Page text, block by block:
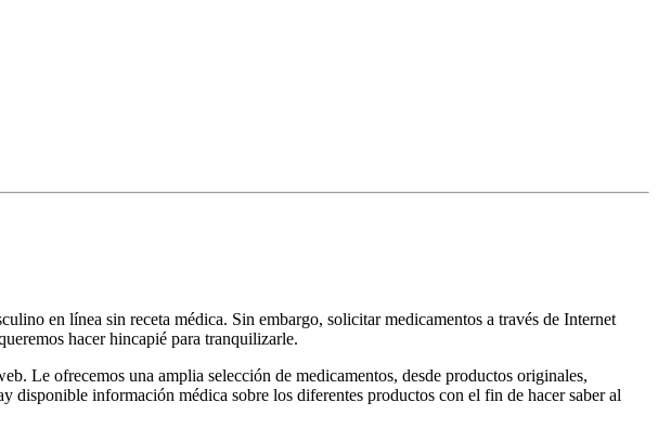
en línea sin receta médica. Sin embargo, solicitar medicamentos a través de Internet
hacer hincapié para tranquilizarle.
Le ofrecemos una amplia selección de medicamentos, desde productos originales,
información médica sobre los diferentes productos con el fin de hacer saber al